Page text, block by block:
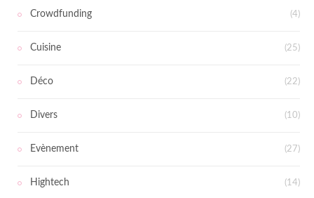
Crowdfunding (4)
Cuisine (25)
Déco (22)
Divers (10)
Evènement (27)
Hightech (14)